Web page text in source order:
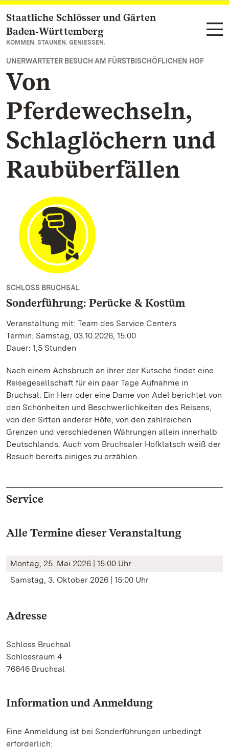
Zum Hauptinhalt springen
Staatliche Schlösser und Gärten
Baden‑Württemberg
KOMMEN. STAUNEN. GENIESSEN.
UNERWARTETER BESUCH AM FÜRSTBISCHÖFLICHEN HOF
Von
Pferdewechseln,
Schlaglöchern und
Raubüberfällen
SCHLOSS BRUCHSAL
Sonderführung: Perücke & Kostüm
Veranstaltung mit: Team des Service Centers
Termin: Samstag, 03.10.2026, 15:00
Dauer: 1,5 Stunden
Nach einem Achsbruch an ihrer der Kutsche findet eine
Reisegesellschaft für ein paar Tage Aufnahme in
Bruchsal. Ein Herr oder eine Dame von Adel berichtet von
den Schönheiten und Beschwerlichkeiten des Reisens,
von den Sitten anderer Höfe, von den zahlreichen
Grenzen und verschiedenen Währungen allein innerhalb
Deutschlands. Auch vom Bruchsaler Hofklatsch weiß der
Besuch bereits einiges zu erzählen.
Service
Alle Termine dieser Veranstaltung
Montag, 25. Mai 2026 | 15:00 Uhr
Samstag, 3. Oktober 2026 | 15:00 Uhr
Adresse
Schloss Bruchsal
Schlossraum 4
76646 Bruchsal
Information und Anmeldung
Eine Anmeldung ist bei Sonderführungen unbedingt
erforderlich: